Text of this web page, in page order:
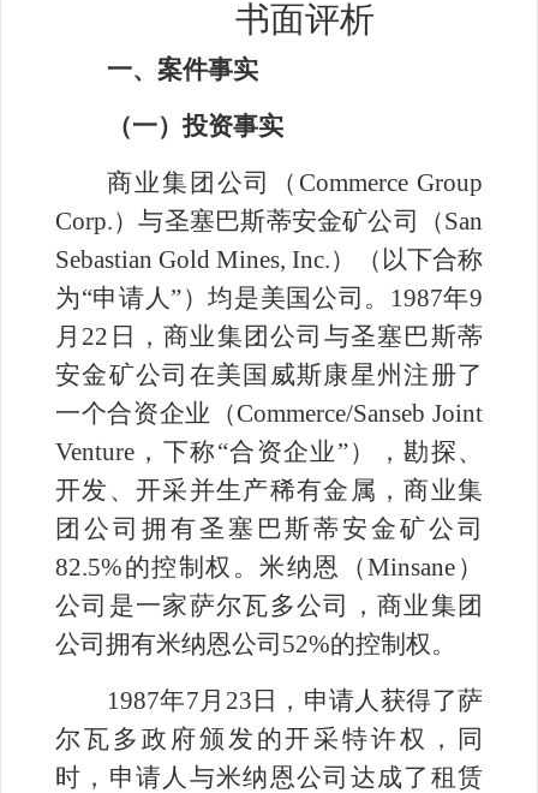
书面评析
一、案件事实
（一）投资事实
商业集团公司
（ Commerce Group
Corp.）与圣塞巴斯蒂安金矿公司 （San
Sebastian Gold Mines, Inc.）（以下合称
为“申请人”）均是美国公司。 1987年9
月 22 日，商业集团公司与圣塞巴斯蒂
安金矿公司在美国威斯康星州注册了
一个合资企业（Commerce/Sanseb Joint
Venture ，下称“合资企业”），勘探、
开发、开采并生产稀有金属，商业集
团公司拥有圣塞巴斯蒂安金矿公司
82.5%的控制权。米纳恩（Minsane ）
公司是一家萨尔瓦多公司，商业集团
公司拥有米纳恩公司 52%的控制权。
1987年7月 23 日，申请人获得了萨
尔瓦多政府颁发的开采特许权，同
时，申请人与米纳恩公司达成了租赁